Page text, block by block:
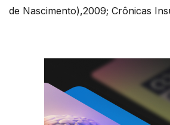
de Nascimento),2009; Crônicas